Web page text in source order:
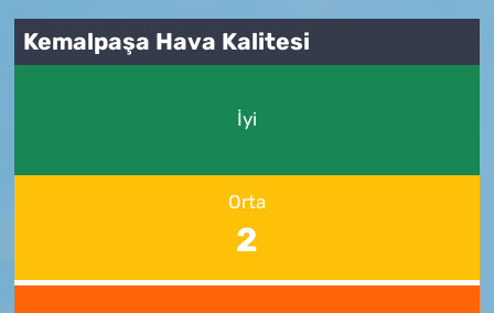
Kemalpaşa Hava Kalitesi
İyi
Orta
2